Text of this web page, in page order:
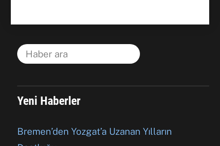
Yeni Haberler
Bremen’den Yozgat’a Uzanan Yılların